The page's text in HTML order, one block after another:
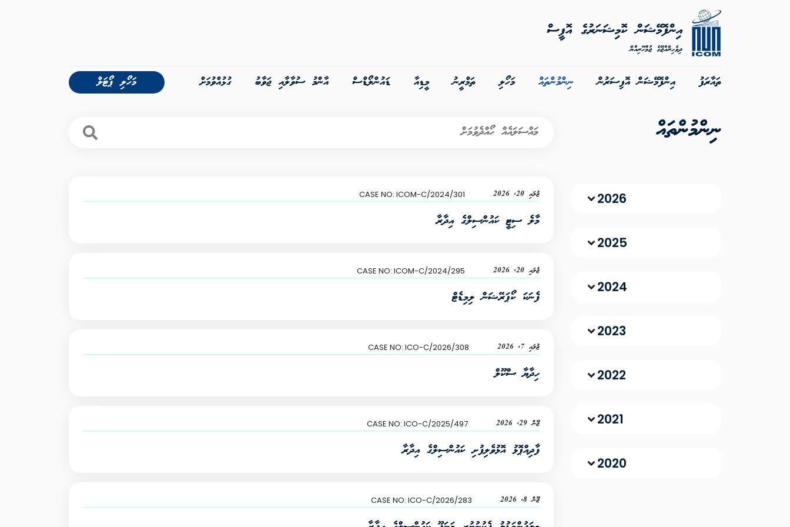
އިންފޮމޭޝަން ކޮމިޝަނަރުގެ އޮފީސް
ދިވެހިރާއްޖޭގެ ޖުމްހޫރިއްޔާ
ތައާރަފު އިންފޮމޭޝަން އޮފިސަރުން ނިންމުންތައް މަހޯލި ތަމްރީނު މީޑިއާ ޑައުންލޯޑްސް އާންމު ސުވާލާއި ޖަވާބު ގުޅުއްވުމަށް މަހޯލި ޕޯޓަލް
ނިންމުންތައް
2026
2025
2024
2023
2022
2021
2020
ޖުލައި 20, 2026 CASE NO: ICOM-C/2024/301
މާލެ ސިޓީ ކައުންސިލްގެ އިދާރާ
ޖުލައި 20, 2026 CASE NO: ICOM-C/2024/295
ފެނަކަ ކޯޕަރޭޝަން ލިމިޑެޓް
ޖުލައި 7, 2026 CASE NO: ICO-C/2026/308
ހިދާޔާ ސްކޫލް
ޖޫން 29, 2026 CASE NO: ICO-C/2025/497
ފާދިއްޕޮޅު އޮޅުވެލިފުށި ކައުންސިލްގެ އިދާރާ
ޖޫން 8, 2026 CASE NO: ICO-C/2026/283